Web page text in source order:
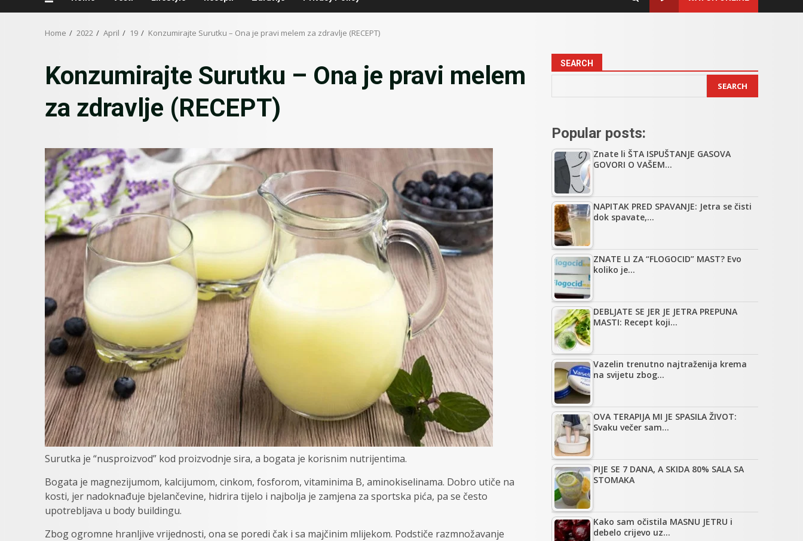
Home 2022 April 19 Konzumirajte Surutku – Ona je pravi melem za zdravlje (RECEPT)
Konzumirajte Surutku – Ona je pravi melem
za zdravlje (RECEPT)
Surutka je “nusproizvod” kod proizvodnje sira, a bogata je korisnim nutrijentima.
Bogata je magnezijumom, kalcijumom, cinkom, fosforom, vitaminima B, aminokiselinama. Dobro utiče na
kosti, jer nadoknađuje bjelančevine, hidrira tijelo i najbolja je zamjena za sportska pića, pa se često
upotrebljava u body buildingu.
Zbog ogromne hranljive vrijednosti, ona se poredi čak i sa majčinim mlijekom. Podstiče razmnožavanje
SEARCH
SEARCH
Popular posts:
Znate li ŠTA ISPUŠTANJE GASOVA
GOVORI O VAŠEM…
NAPITAK PRED SPAVANJE: Jetra se čisti
dok spavate,…
ZNATE LI ZA “FLOGOCID” MAST? Evo
koliko je…
DEBLJATE SE JER JE JETRA PREPUNA
MASTI: Recept koji…
Vazelin trenutno najtraženija krema
na svijetu zbog…
OVA TERAPIJA MI JE SPASILA ŽIVOT:
Svaku večer sam…
PIJE SE 7 DANA, A SKIDA 80% SALA SA
STOMAKA
Kako sam očistila MASNU JETRU i
debelo crijevo uz…